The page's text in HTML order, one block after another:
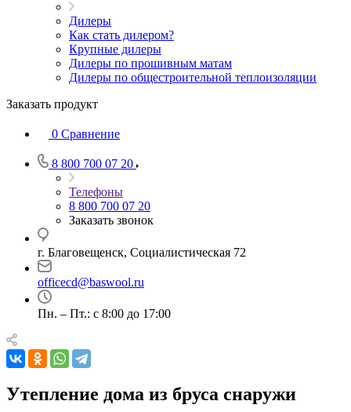
Дилеры
Как стать дилером?
Крупные дилеры
Дилеры по прошивным матам
Дилеры по общестроительной теплоизоляции
Заказать продукт
0 Сравнение
8 800 700 07 20
Телефоны
8 800 700 07 20
Заказать звонок
г. Благовещенск, Социалистическая 72
officecd@baswool.ru
Пн. – Пт.: с 8:00 до 17:00
Утепление дома из бруса снаружи